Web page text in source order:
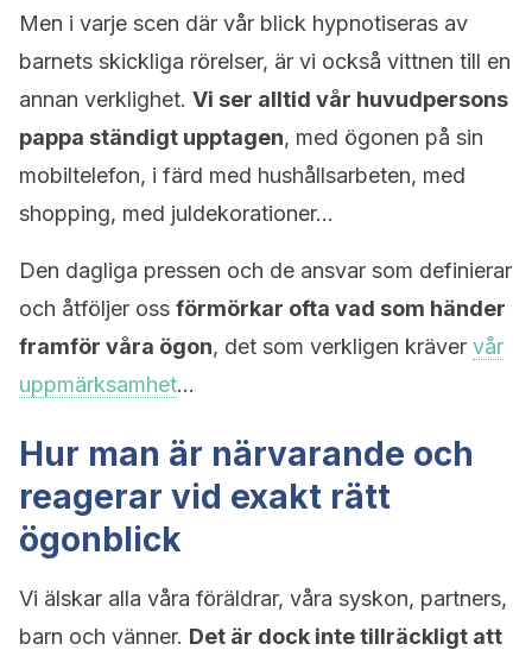
Men i varje scen där vår blick hypnotiseras av
barnets skickliga rörelser, är vi också vittnen till en
annan verklighet. Vi ser alltid vår huvudpersons
pappa ständigt upptagen, med ögonen på sin
mobiltelefon, i färd med hushållsarbeten, med
shopping, med juldekorationer…
Den dagliga pressen och de ansvar som definierar
och åtföljer oss förmörkar ofta vad som händer
framför våra ögon, det som verkligen kräver vår
uppmärksamhet…
Hur man är närvarande och
reagerar vid exakt rätt
ögonblick
Vi älskar alla våra föräldrar, våra syskon, partners,
barn och vänner. Det är dock inte tillräckligt att